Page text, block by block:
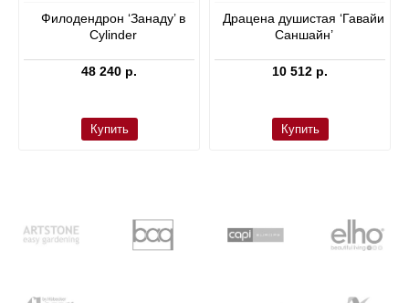
Филодендрон ‘Занаду’ в
Cylinder
48 240 р.
Купить
Драцена душистая ‘Гавайи
Саншайн’
10 512 р.
Купить